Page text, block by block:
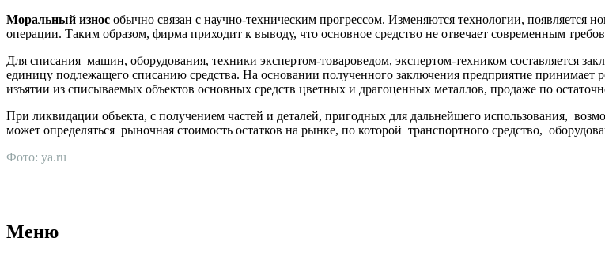
Моральный износ обычно связан с научно-техническим прогрессом. Изменяются технологии, появляется
операции. Таким образом, фирма приходит к выводу, что основное средство не отвечает современным
Для списания машин, оборудования, техники экспертом-товароведом, экспертом-техником составляется
единицу подлежащего списанию средства. На основании полученного заключения предприятие принимает
изъятии из списываемых объектов основных средств цветных и драгоценных металлов, продаже по
При ликвидации объекта, с получением частей и деталей, пригодных для дальнейшего использования,
может определяться рыночная стоимость остатков на рынке, по которой транспортного средство,
Фото: ya.ru
Меню